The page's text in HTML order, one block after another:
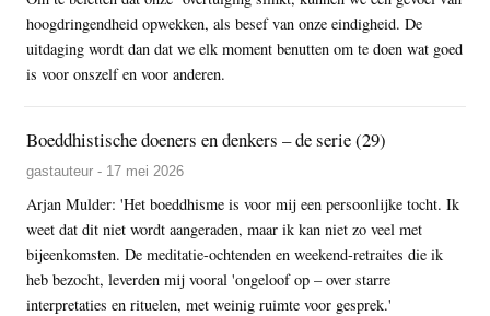
hoogdringendheid opwekken, als besef van onze eindigheid. De
uitdaging wordt dan dat we elk moment benutten om te doen wat goed
is voor onszelf en voor anderen.
Boeddhistische doeners en denkers – de serie (29)
gastauteur - 17 mei 2026
Arjan Mulder: 'Het boeddhisme is voor mij een persoonlijke tocht. Ik
weet dat dit niet wordt aangeraden, maar ik kan niet zo veel met
bijeenkomsten. De meditatie-ochtenden en weekend-retraites die ik
heb bezocht, leverden mij vooral 'ongeloof op – over starre
interpretaties en rituelen, met weinig ruimte voor gesprek.'